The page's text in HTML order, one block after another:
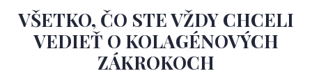
VŠETKO, ČO STE VŽDY CHCELI
VEDIEŤ O KOLAGÉNOVÝCH
ZÁKROKOCH